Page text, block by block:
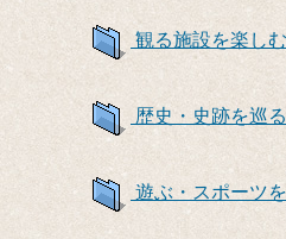
観る施設を楽しむ
歴史・史跡を巡る
遊ぶ・スポーツ